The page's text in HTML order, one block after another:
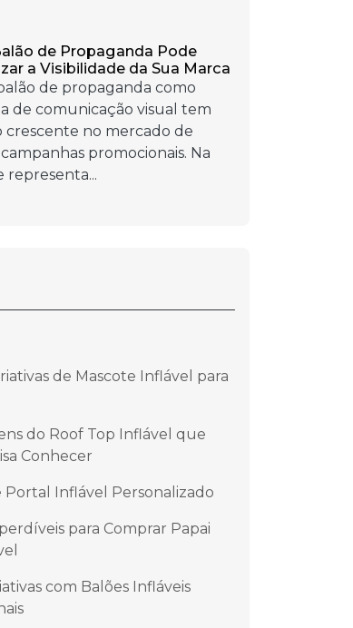
de Propaganda Pode
a Visibilidade da Sua Marca
de propaganda como
de comunicação visual tem
crescente no mercado de
promocionais. Na
representa...
de Mascote Inflável para
do Roof Top Inflável que
Conhecer
Portal Inflável Personalizado
para Comprar Papai
com Balões Infláveis